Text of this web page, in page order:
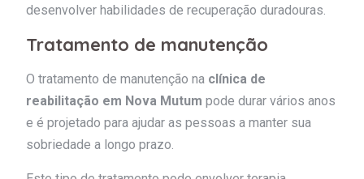
desenvolver habilidades de recuperação duradouras.
Tratamento de manutenção
O tratamento de manutenção na clínica de
reabilitação em Nova Mutum pode durar vários anos
e é projetado para ajudar as pessoas a manter sua
sobriedade a longo prazo.